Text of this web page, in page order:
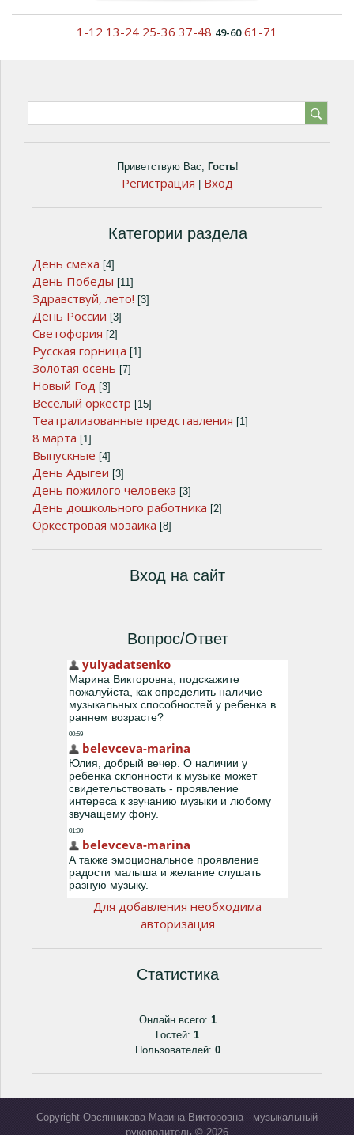
1-12 13-24 25-36 37-48 49-60 61-71
Приветствую Вас, Гость!
Регистрация Вход
Категории раздела
День смеха [4]
День Победы [11]
Здравствуй, лето! [3]
День России [3]
Светофория [2]
Русская горница [1]
Золотая осень [7]
Новый Год [3]
Веселый оркестр [15]
Театрализованные представления [1]
8 марта [1]
Выпускные [4]
День Адыгеи [3]
День пожилого человека [3]
День дошкольного работника [2]
Оркестровая мозаика [8]
Вход на сайт
Вопрос/Ответ
Для добавления необходима
авторизация
Статистика
Онлайн всего: 1
Гостей: 1
Пользователей: 0
Copyright Овсянникова Марина Викторовна - музыкальный
руководитель © 2026